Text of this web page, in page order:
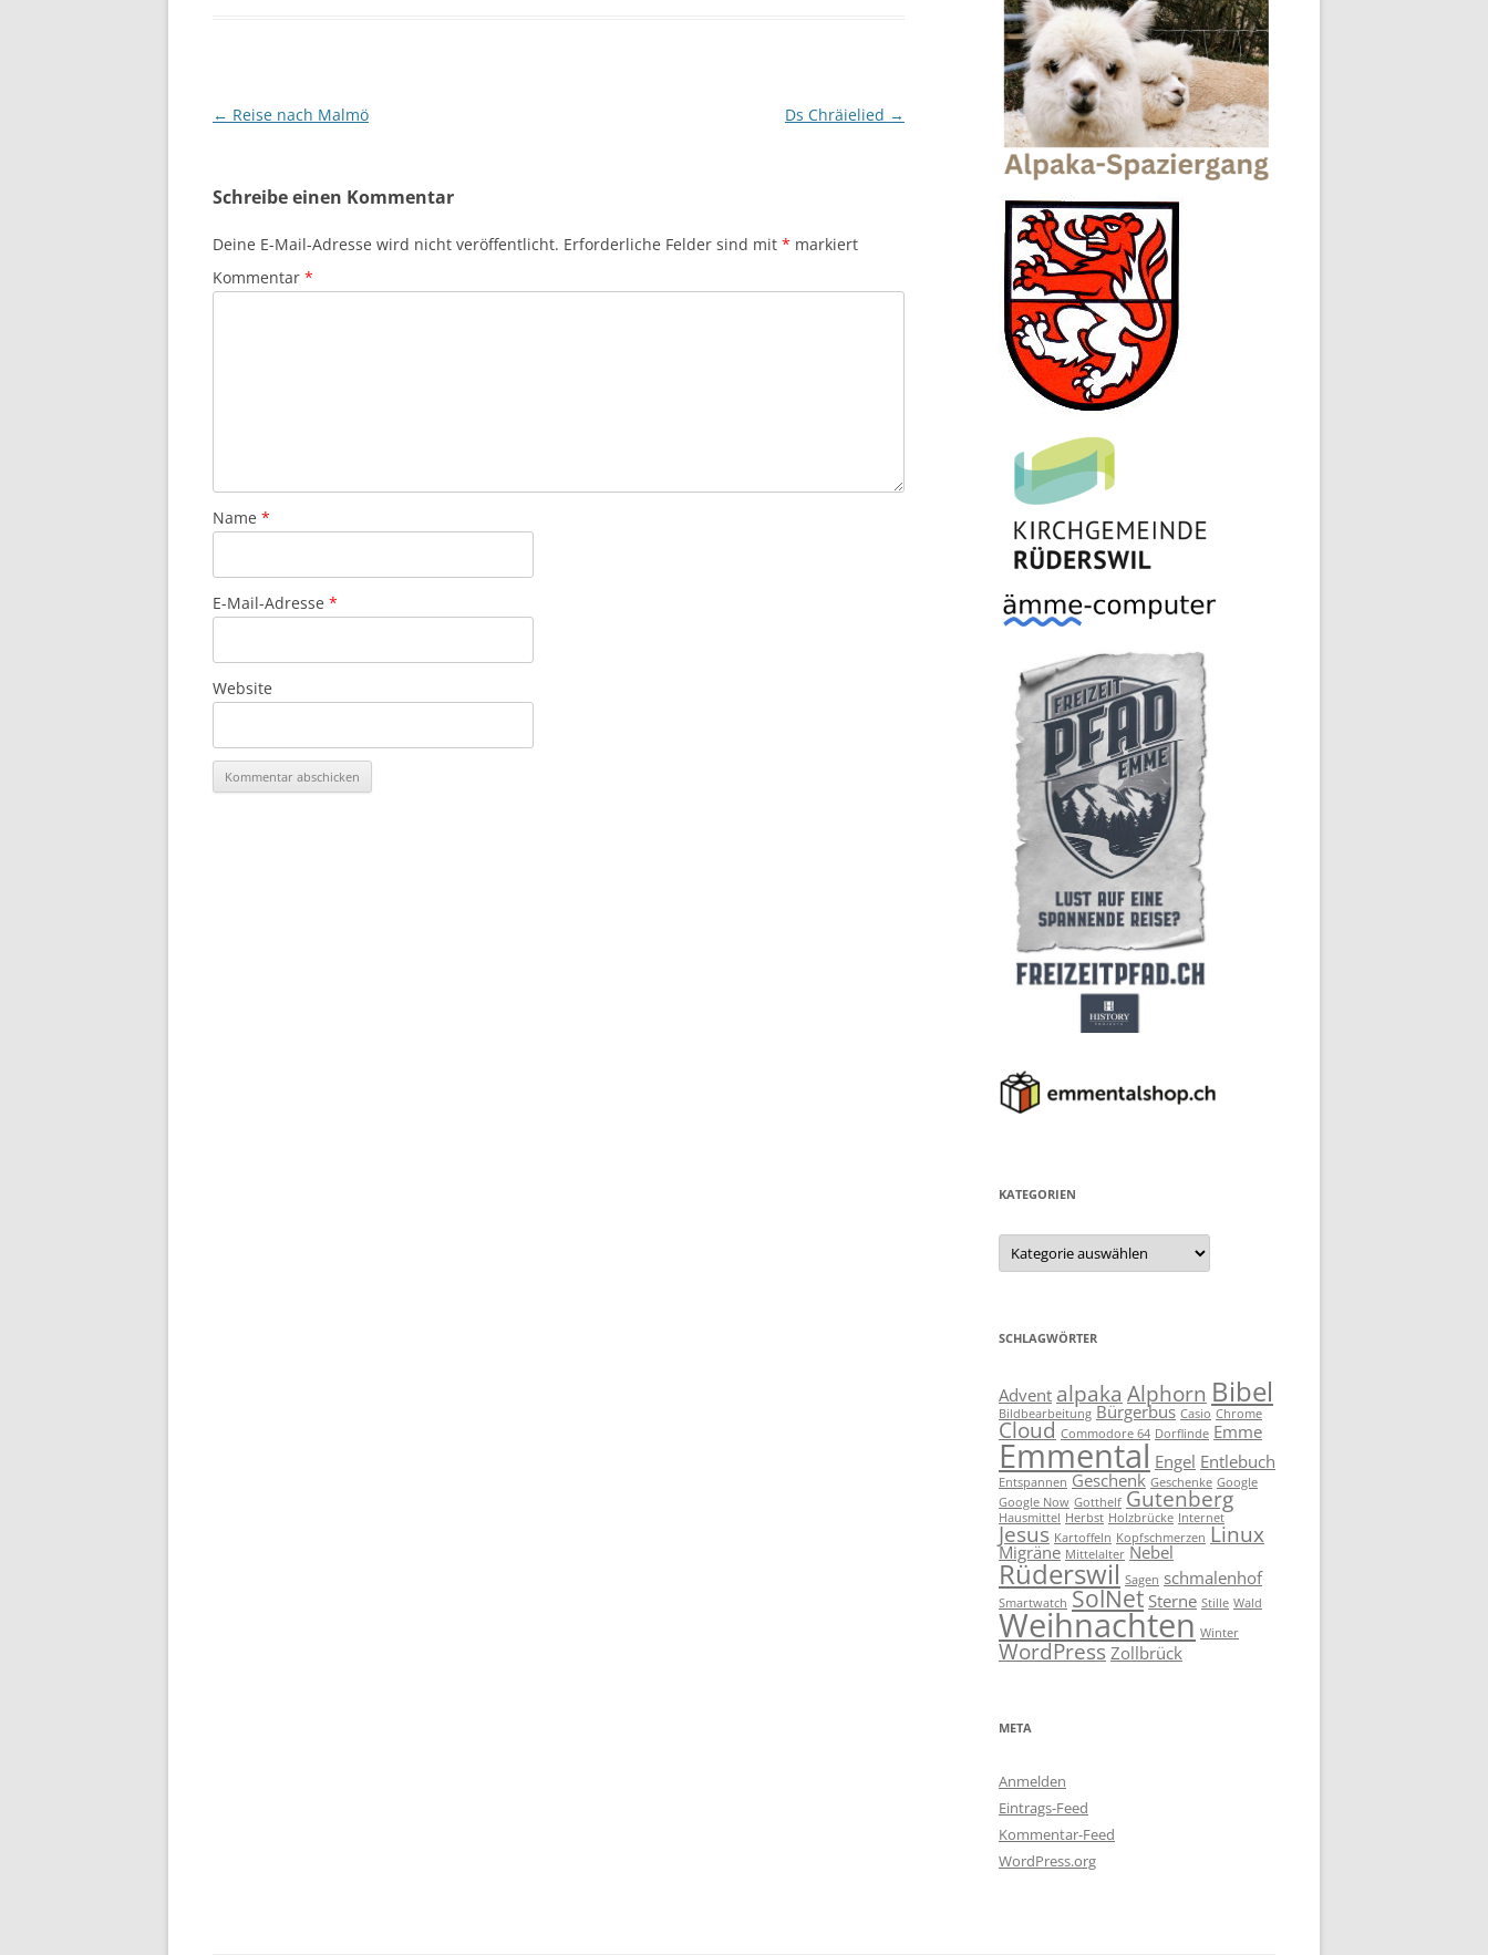
Beitragsnavigation
← Reise nach Malmö Ds Chräielied →
Schreibe einen Kommentar
Deine E-Mail-Adresse wird nicht veröffentlicht. Erforderliche Felder sind mit * markiert
Kommentar *
Name *
E-Mail-Adresse *
Website
KATEGORIEN
Kategorien
SCHLAGWÖRTER
Advent alpaka Alphorn Bibel
Bildbearbeitung Bürgerbus Casio Chrome
Cloud Commodore 64 Dorflinde Emme
Emmental Engel Entlebuch
Entspannen Geschenk Geschenke Google
Google Now Gotthelf Gutenberg
Hausmittel Herbst Holzbrücke Internet
Jesus Kartoffeln Kopfschmerzen Linux
Migräne Mittelalter Nebel
Rüderswil Sagen schmalenhof
Smartwatch SolNet Sterne Stille Wald
Weihnachten Winter
WordPress Zollbrück
META
Anmelden
Eintrags-Feed
Kommentar-Feed
WordPress.org